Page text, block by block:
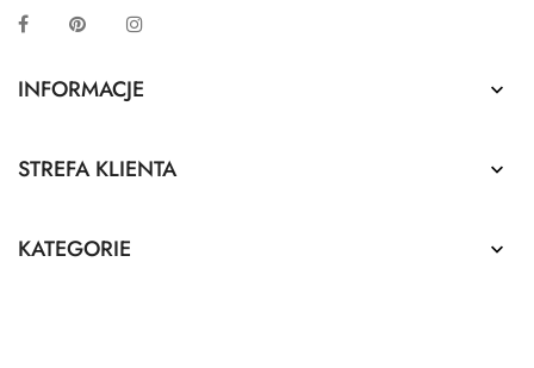
Facebook Pinterest
INFORMACJE 
STREFA KLIENTA 
KATEGORIE 